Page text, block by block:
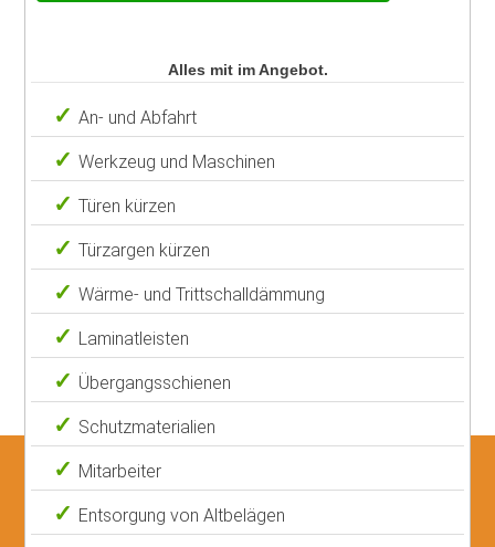
Alles mit im Angebot.
An- und Abfahrt
Werkzeug und Maschinen
Türen kürzen
Türzargen kürzen
Wärme- und Trittschalldämmung
Laminatleisten
Übergangsschienen
Schutzmaterialien
Mitarbeiter
Entsorgung von Altbelägen